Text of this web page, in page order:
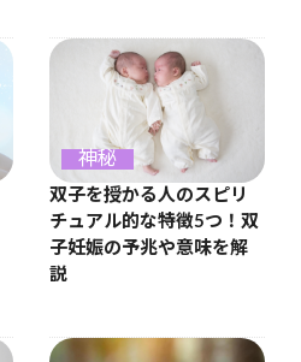
神秘
双子を授かる人のスピリ
チュアル的な特徴5つ！双
子妊娠の予兆や意味を解
説